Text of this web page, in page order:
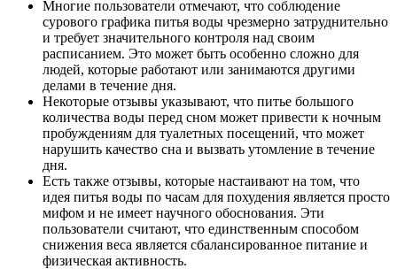
Многие пользователи отмечают, что соблюдение
сурового графика питья воды чрезмерно затруднительно
и требует значительного контроля над своим
расписанием. Это может быть особенно сложно для
людей, которые работают или занимаются другими
делами в течение дня.
Некоторые отзывы указывают, что питье большого
количества воды перед сном может привести к ночным
пробуждениям для туалетных посещений, что может
нарушить качество сна и вызвать утомление в течение
дня.
Есть также отзывы, которые настаивают на том, что
идея питья воды по часам для похудения является просто
мифом и не имеет научного обоснования. Эти
пользователи считают, что единственным способом
снижения веса является сбалансированное питание и
физическая активность.